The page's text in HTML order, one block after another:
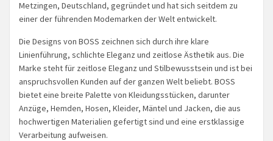
Metzingen, Deutschland, gegründet und hat sich seitdem zu
einer der führenden Modemarken der Welt entwickelt.
Die Designs von BOSS zeichnen sich durch ihre klare
Linienführung, schlichte Eleganz und zeitlose Ästhetik aus. Die
Marke steht für zeitlose Eleganz und Stilbewusstsein und ist bei
anspruchsvollen Kunden auf der ganzen Welt beliebt. BOSS
bietet eine breite Palette von Kleidungsstücken, darunter
Anzüge, Hemden, Hosen, Kleider, Mäntel und Jacken, die aus
hochwertigen Materialien gefertigt sind und eine erstklassige
Verarbeitung aufweisen.